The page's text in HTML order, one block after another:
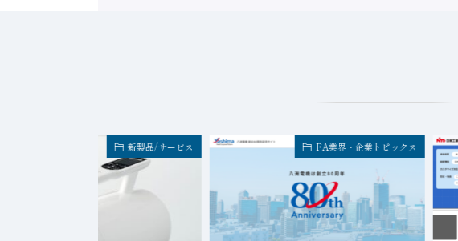
新製品/サービス FA業界・企業トピックス